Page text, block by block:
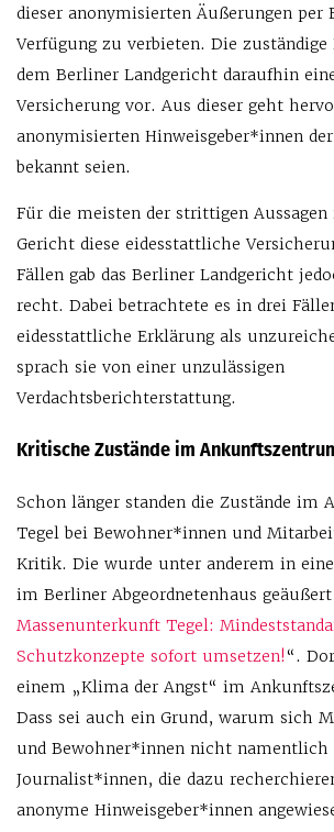
dieser anonymisierten Äußerungen per
Verfügung zu verbieten. Die zuständige
dem Berliner Landgericht daraufhin
Versicherung vor. Aus dieser geht
anonymisierten Hinweisgeber*innen
bekannt seien.
Für die meisten der strittigen Aussagen
Gericht diese eidesstattliche
Fällen gab das Berliner Landgericht
recht. Dabei betrachtete es in drei
eidesstattliche Erklärung als
sprach sie von einer unzulässigen
Verdachtsberichterstattung.
Kritische Zustände im
Schon länger standen die Zustände im
Tegel bei Bewohner*innen und
Kritik. Die wurde unter anderem in
im Berliner Abgeordnetenhaus
Massenunterkunft Tegel:
Schutzkonzepte sofort umsetzen!“.
einem „Klima der Angst“ im
Dass sei auch ein Grund, warum sich
und Bewohner*innen nicht namentlich
Journalist*innen, die dazu
anonyme Hinweisgeber*innen